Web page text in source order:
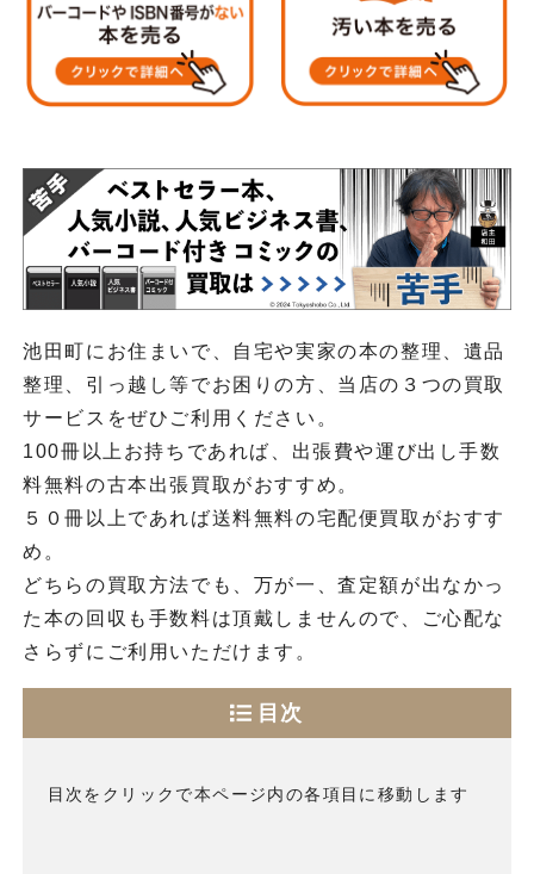
池田町にお住まいで、自宅や実家の本の整理、遺品
整理、引っ越し等でお困りの方、当店の３つの買取
サービスをぜひご利用ください。
100冊以上お持ちであれば、出張費や運び出し手数
料無料の古本出張買取がおすすめ。
５０冊以上であれば送料無料の宅配便買取がおすす
め。
どちらの買取方法でも、万が一、査定額が出なかっ
た本の回収も手数料は頂戴しませんので、ご心配な
さらずにご利用いただけます。
目次
目次をクリックで本ページ内の各項目に移動します